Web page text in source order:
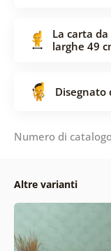
La carta
larghe 49
Disegnato
Numero di
Altre varianti